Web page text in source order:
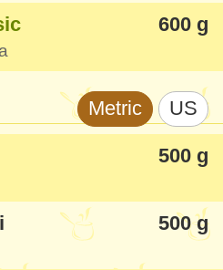
ceapă, ardei,
din cârnațiori afumați
poate topi și curge
delicios).
600 g
Metric US
500 g
500 g